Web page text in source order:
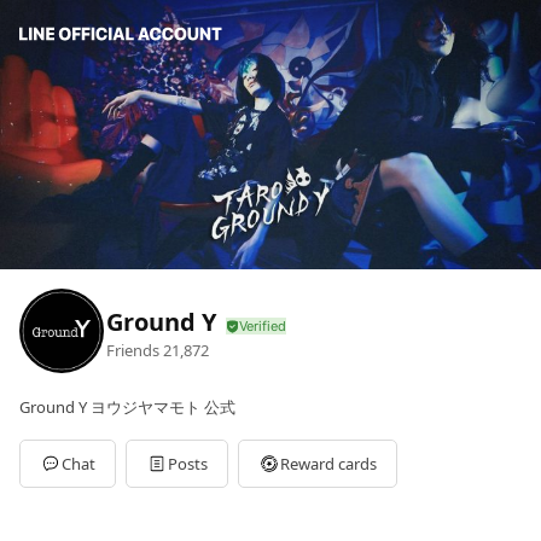
Ground Y
Friends21,872
Ground Y ヨウジヤマモト 公式
Chat Posts Reward cards